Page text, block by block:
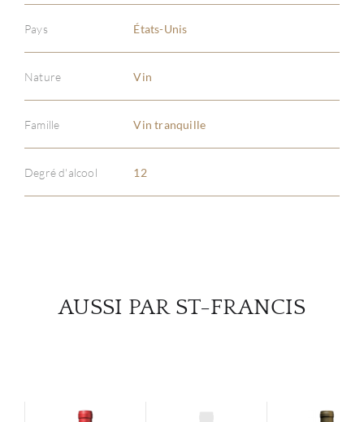
Pays États-Unis
Nature Vin
Famille Vin tranquille
Degré d'alcool 12
AUSSI PAR ST-FRANCIS